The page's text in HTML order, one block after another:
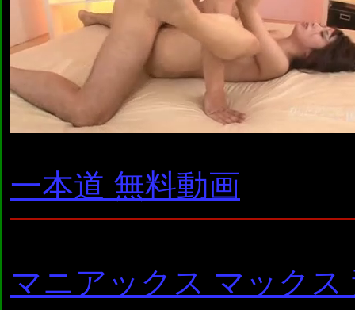
一本道 無料動画
マニアックス マックス